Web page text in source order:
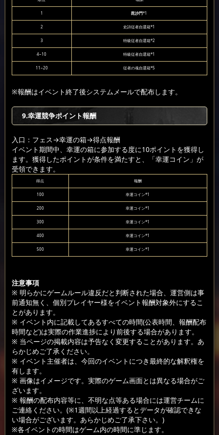
1 毘沙門*1
2 史詩従者自選箱*1
3 特級従者自選箱*2
4~10 特級従者自選箱*1
11~20 従者の魂自選箱*5
※報酬はイベント終了後システムメールで配布します。
9.幸運競争ポイント報酬
入口：フェス→幸運の箱→得点報酬
イベント期間中、幸運の箱に参加する度に10ポイントを獲得し
ます。獲得したポイントが条件を満たすと、「幸運コイン」が
受領できます。
得点 報酬
100 幸運コイン*1
200 幸運コイン*1
300 幸運コイン*1
400 幸運コイン*1
500 幸運コイン*1
注意事項
※ 明らかにゲームルール違反だと判断された場合、運営側は事
前通知無く、個別プレイヤー様をイベント報酬対象外にするこ
とがあります。
※ イベント内に記載してあるすべての時間(公表時間、報酬配布
時間など)は実際の作業進捗により前後する場合があります。
※ 当ページの掲載内容は予告なく変更することがあります。あ
らかじめご了承ください。
※ イベント主催者は、今回のイベントにつき最終的な解釈権を
有します。
※ 画像はイメージです。実際のゲーム画面とは異なる場合がご
ざいます。
※ 報酬の配布内容等に、不明な点等ある場合には運営チームに
ご連絡ください。(※1週間以上経過するとデータが確認できな
い場合がございます。あらかじめご了承下さい。)
※各イベントの時間はゲーム内の時間に準じます。